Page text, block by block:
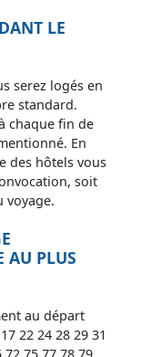
LE
serez logés en
standard.
chaque fin de
En
des hôtels vous
soit
voyage.
AU PLUS
au départ
22 24 28 29 31